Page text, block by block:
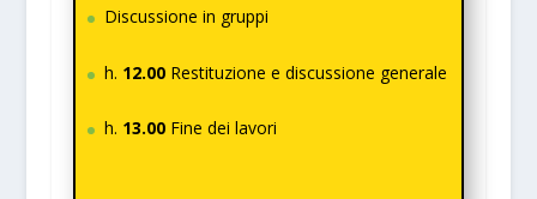
Discussione in gruppi
h. 12.00Restituzione e discussione generale
h. 13.00Fine dei lavori